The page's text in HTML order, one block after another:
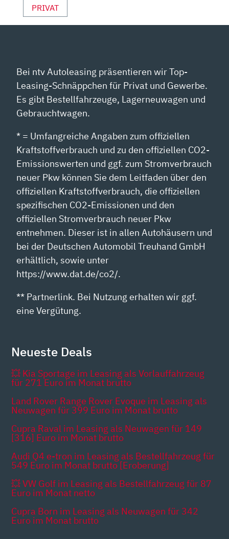
PRIVAT
Bei ntv Autoleasing präsentieren wir Top-
Leasing-Schnäppchen für Privat und Gewerbe.
Es gibt Bestellfahrzeuge, Lagerneuwagen und
Gebrauchtwagen.
* = Umfangreiche Angaben zum offiziellen
Kraftstoffverbrauch und zu den offiziellen CO2-
Emissionswerten und ggf. zum Stromverbrauch
neuer Pkw können Sie dem Leitfaden über den
offiziellen Kraftstoffverbrauch, die offiziellen
spezifischen CO2-Emissionen und den
offiziellen Stromverbrauch neuer Pkw
entnehmen. Dieser ist in allen Autohäusern und
bei der Deutschen Automobil Treuhand GmbH
erhältlich, sowie unter
https://www.dat.de/co2/.
** Partnerlink. Bei Nutzung erhalten wir ggf.
eine Vergütung.
Neueste Deals
💥 Kia Sportage im Leasing als Vorlauffahrzeug
für 271 Euro im Monat brutto
Land Rover Range Rover Evoque im Leasing als
Neuwagen für 399 Euro im Monat brutto
Cupra Raval im Leasing als Neuwagen für 149
[316] Euro im Monat brutto
Audi Q4 e-tron im Leasing als Bestellfahrzeug für
549 Euro im Monat brutto [Eroberung]
💥 VW Golf im Leasing als Bestellfahrzeug für 87
Euro im Monat netto
Cupra Born im Leasing als Neuwagen für 342
Euro im Monat brutto